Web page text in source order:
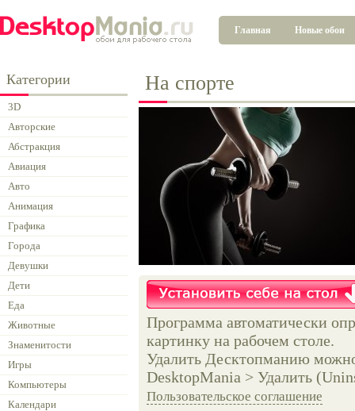
Главная Новые обои
Категории
3D
Авторские
Абстракция
Авиация
Авто
Анимация
Графика
Города
Девушки
Дети
Еда
Животные
Знаменитости
Игры
Компьютеры
Календари
На спорте
Программа автоматически
картинку на рабочем столе.
Удалить Десктопманию
DesktopMania > Удалить
Пользовательское соглашение